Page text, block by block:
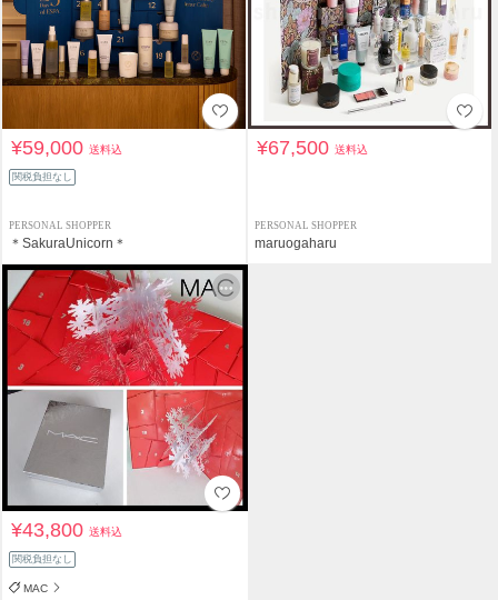
¥59,000送料込
関税負担なし
PERSONAL SHOPPER
＊SakuraUnicorn＊
¥67,500送料込
PERSONAL SHOPPER
maruogaharu
¥43,800送料込
関税負担なし
MAC